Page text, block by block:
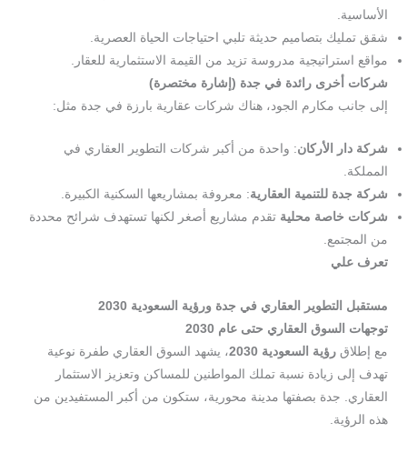
الأساسية.
شقق تمليك بتصاميم حديثة تلبي احتياجات الحياة العصرية.
مواقع استراتيجية مدروسة تزيد من القيمة الاستثمارية للعقار.
شركات أخرى رائدة في جدة (إشارة مختصرة)
إلى جانب مكارم الجود، هناك شركات عقارية بارزة في جدة مثل:
شركة دار الأركان: واحدة من أكبر شركات التطوير العقاري في
المملكة.
شركة جدة للتنمية العقارية: معروفة بمشاريعها السكنية الكبيرة.
شركات خاصة محلية تقدم مشاريع أصغر لكنها تستهدف شرائح محددة
من المجتمع.
تعرف علي
مستقبل التطوير العقاري في جدة ورؤية السعودية 2030
توجهات السوق العقاري حتى عام 2030
مع إطلاقرؤية السعودية 2030
، يشهد السوق العقاري طفرة نوعية
تهدف إلى زيادة نسبة تملك المواطنين للمساكن وتعزيز الاستثمار
العقاري. جدة بصفتها مدينة محورية، ستكون من أكبر المستفيدين من
هذه الرؤية.